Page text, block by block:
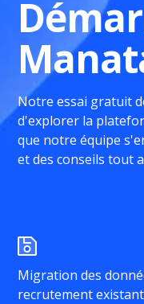
Notre essai gratuit
d'explorer la
que notre équipe
et des conseils tout
Migration des
recrutement existant